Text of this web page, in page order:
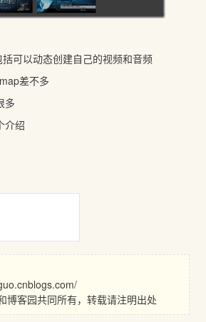
可以动态创建自己的视频和音频
差不多
多
介绍
博客园共同所有，转载请注明出处